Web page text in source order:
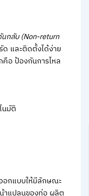
นกลับ (Non-return
และติดตั้งได้ง่าย
อ ป้องกันการไหล
นมัติ
อกแบบให้มีลักษณะ
าแปลนของท่อ ผลิต